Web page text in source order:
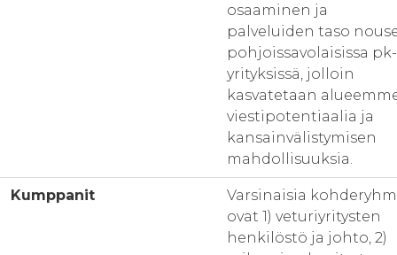
osaaminen ja
palveluiden taso
pohjoissavolaisissa pk-
yrityksissä, jolloin
kasvatetaan
viestipotentiaalia ja
kansainvälistymisen
mahdollisuuksia.
Kumppanit
Varsinaisia
ovat 1) veturiyritysten
henkilöstö ja johto, 2)